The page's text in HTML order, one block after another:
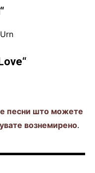
песни што можете
вознемирено.